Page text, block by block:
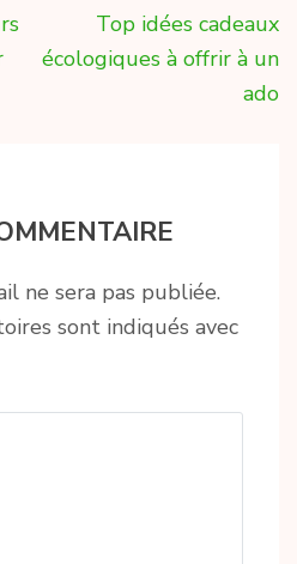
Top idées cadeaux
écologiques à offrir à un
ado
ne sera pas publiée.
sont indiqués avec